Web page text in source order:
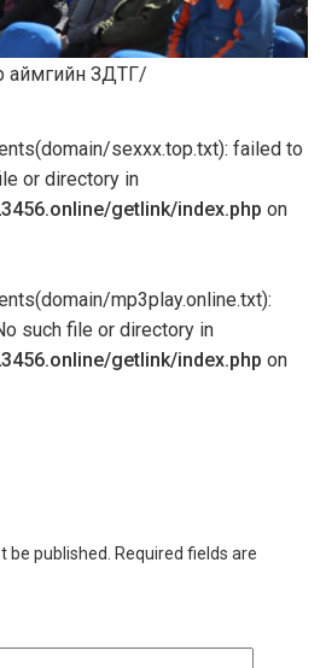
аймгийн ЗДТГ/
sexxx.top.txt): failed to
or directory in
getlink/index.php on
mp3play.online.txt):
such file or directory in
getlink/index.php on
be published. Required fields are